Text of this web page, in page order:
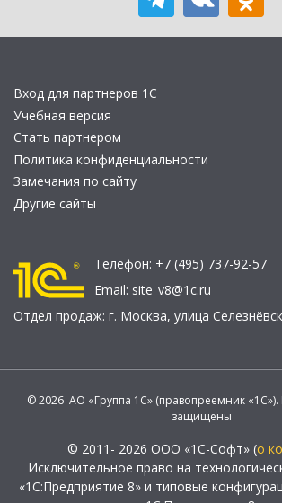
Вход для партнеров 1С
Учебная версия
Стать партнером
Политика конфиденциальности
Замечания по сайту
Другие сайты
Телефон: +7 (495) 737-92-57
Email: site_v8@1c.ru
Отдел продаж: г. Москва, улица
© 2026 АО «Группа 1С» (правопреемник «1С»).
защищены
© 2011- 2026 ООО «1С-Софт» (о
Исключительное право на
«1С:Предприятие 8» и типовые